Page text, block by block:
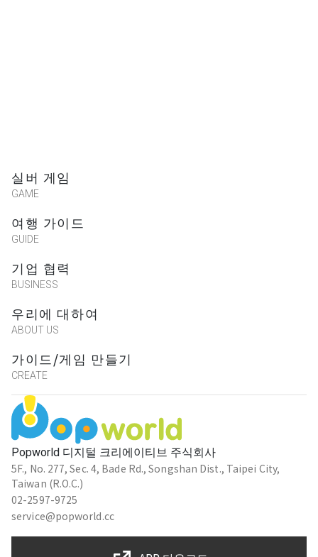
wat***
2025-05-31 18:39:53
國家特級秘術師
★★★★★
Alan Chang
國家特級秘術師
2025-04-06 22:51:05
線索不明確
Popworld 디지털 크리에이티브 주식회사
5F., No. 277, Sec. 4, Bade Rd., Songshan Dist., Taipei City,
Taiwan (R.O.C.)
02-2597-9725
service@popworld.cc
실버 게임
GAME
여행 가이드
GUIDE
기업 협력
BUSINESS
우리에 대하여
ABOUT US
가이드/게임 만들기
CREATE